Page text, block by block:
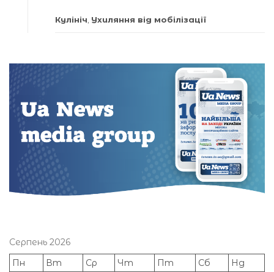
Кулініч, Ухиляння від мобілізації
Серпень 2026
Пн
Вт Ср Чт Пт Сб
Нд